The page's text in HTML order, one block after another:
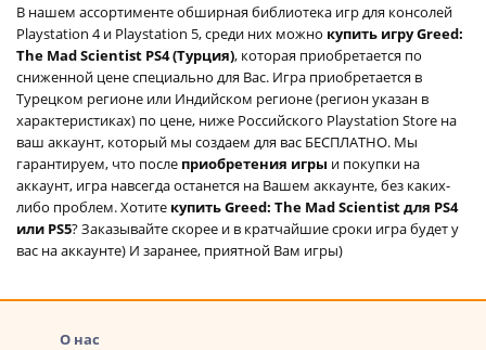
В нашем ассортименте обширная библиотека игр для консолей
Playstation 4 и Playstation 5, среди них можно купить игру Greed:
The Mad Scientist PS4 (Турция), которая приобретается по
сниженной цене специально для Вас. Игра приобретается в
Турецком регионе или Индийском регионе (регион указан в
характеристиках) по цене, ниже Российского Playstation Store на
ваш аккаунт, который мы создаем для вас БЕСПЛАТНО. Мы
гарантируем, что после приобретения игры и покупки на
аккаунт, игра навсегда останется на Вашем аккаунте, без каких-
либо проблем. Хотите купить Greed: The Mad Scientist для PS4
или PS5? Заказывайте скорее и в кратчайшие сроки игра будет у
вас на аккаунте) И заранее, приятной Вам игры)
О нас